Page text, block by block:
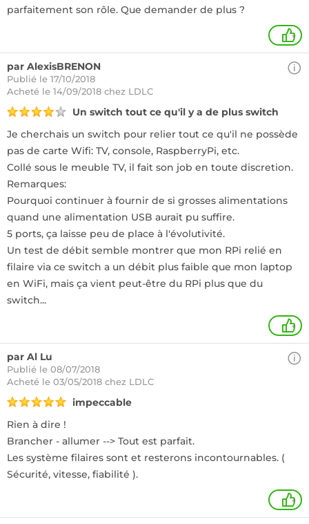
parfaitement son rôle. Que demander de plus ?
+
par AlexisBRENON
Publié le 17/10/2018
Acheté le 14/09/2018 chez LDLC
Un switch tout ce qu'il y a de plus switch
Je cherchais un switch pour relier tout ce qu'il ne possède
pas de carte Wifi: TV, console, RaspberryPi, etc.
Collé sous le meuble TV, il fait son job en toute discretion.
Remarques:
Pourquoi continuer à fournir de si grosses alimentations
quand une alimentation USB aurait pu suffire.
5 ports, ça laisse peu de place à l'évolutivité.
Un test de débit semble montrer que mon RPi relié en
filaire via ce switch a un débit plus faible que mon laptop
en WiFi, mais ça vient peut-être du RPi plus que du
switch...
+
par Al Lu
Publié le 08/07/2018
Acheté le 03/05/2018 chez LDLC
impeccable
Rien à dire !
Brancher - allumer --> Tout est parfait.
Les système filaires sont et resterons incontournables. (
Sécurité, vitesse, fiabilité ).
+